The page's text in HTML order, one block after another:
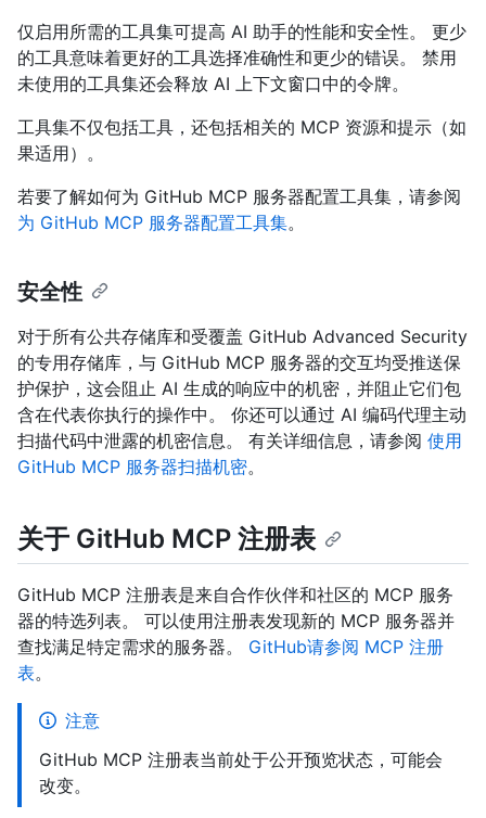
仅启用所需的工具集可提高 AI 助手的性能和安全性。 更少
的工具意味着更好的工具选择准确性和更少的错误。 禁用
未使用的工具集还会释放 AI 上下文窗口中的令牌。
工具集不仅包括工具，还包括相关的 MCP 资源和提示（如
果适用）。
若要了解如何为 GitHub MCP 服务器配置工具集，请参阅
为 GitHub MCP 服务器配置工具集。
安全性
对于所有公共存储库和受覆盖 GitHub Advanced Security
的专用存储库，与 GitHub MCP 服务器的交互均受推送保
护保护，这会阻止 AI 生成的响应中的机密，并阻止它们包
含在代表你执行的操作中。 你还可以通过 AI 编码代理主动
扫描代码中泄露的机密信息。 有关详细信息，请参阅 使用
GitHub MCP 服务器扫描机密。
关于 GitHub MCP 注册表
GitHub MCP 注册表是来自合作伙伴和社区的 MCP 服务
器的特选列表。 可以使用注册表发现新的 MCP 服务器并
查找满足特定需求的服务器。 GitHub请参阅 MCP 注册
表。
注意
GitHub MCP 注册表当前处于公开预览状态，可能会
改变。